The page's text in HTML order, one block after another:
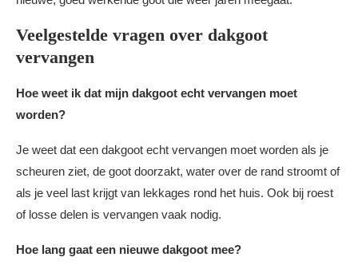
Veelgestelde vragen over dakgoot
vervangen
Hoe weet ik dat mijn dakgoot echt vervangen moet
worden?
Je weet dat een dakgoot echt vervangen moet worden als je
scheuren ziet, de goot doorzakt, water over de rand stroomt of
als je veel last krijgt van lekkages rond het huis. Ook bij roest
of losse delen is vervangen vaak nodig.
Hoe lang gaat een nieuwe dakgoot mee?